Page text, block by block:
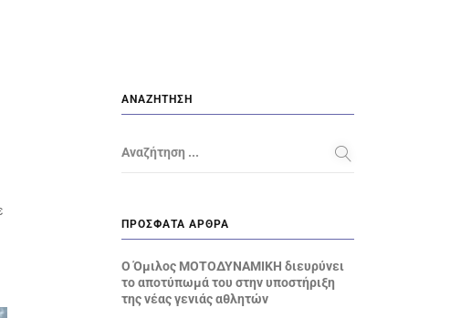
ΑΝΑΖΉΤΗΣΗ
Αναζήτηση ...
ΠΡΌΣΦΑΤΑ ΆΡΘΡΑ
Ο Όμιλος ΜΟΤΟΔΥΝΑΜΙΚΗ διευρύνει
το αποτύπωμά του στην υποστήριξη
της νέας γενιάς αθλητών